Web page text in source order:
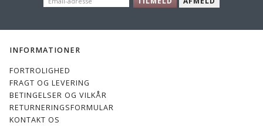
ADRESSE
INFORMATIONER
FORTROLIGHED
FRAGT OG LEVERING
BETINGELSER OG VILKÅR
RETURNERINGSFORMULAR
KONTAKT OS